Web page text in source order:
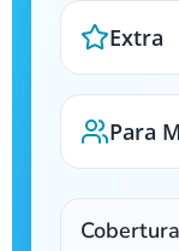
Extra
Para